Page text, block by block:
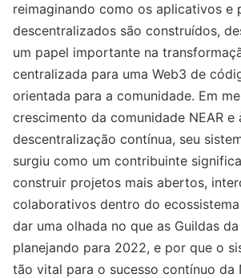
reimaginando como os aplicativos e
descentralizados são construídos,
um papel importante na
centralizada para uma Web3 de
orientada para a comunidade. Em
crescimento da comunidade NEAR e
descentralização contínua, seu
surgiu como um contribuinte
construir projetos mais abertos,
colaborativos dentro do ecossistema
dar uma olhada no que as Guildas da
planejando para 2022, e por que o
tão vital para o sucesso contínuo da